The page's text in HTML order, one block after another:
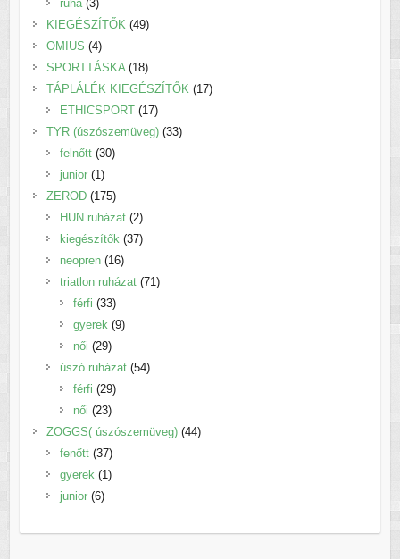
ruha 3
termék
KIEGÉSZÍTŐK 4949
OMIUS 44
termék
SPORTTÁSKA 1818
termék
TÁPLÁLÉK KIEGÉSZÍTŐK 1717
ETHICSPORT 1717
termék
TYR (úszószemüveg) 3333
felnőtt 3030
junior 11
termék
ZEROD 175175
termék
HUN ruházat 22
termék
kiegészítők 3737
neopren 1616
termék
triatlon ruházat 7171
férfi 3333
termék
gyerek 99
női 2929
termék
úszó ruházat 5454
férfi 2929
termék
női 2323
termék
ZOGGS( úszószemüveg) 4444
fenőtt 3737
termék
gyerek 11
junior 66